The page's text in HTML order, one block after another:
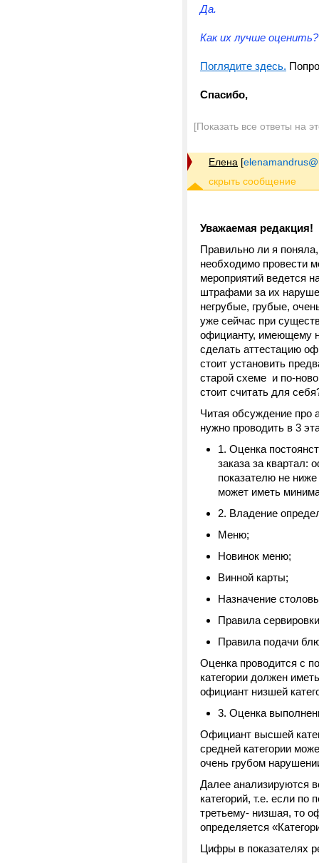
Да.
Как их лучше оценить?
Поглядите здесь.
Спасибо,
[Показать все ответы на
Елена [
Уважаемая редакция!
Правильно ли я
необходимо провести
мероприятий ведется
штрафами за их
негрубые, грубые,
уже сейчас при
официанту, имеющему
сделать аттестацию
стоит установить
старой схеме и по-
стоит считать для
Читая обсуждение про
нужно проводить в 3
1. Оценка
заказа за квартал:
показателю не
может иметь
2. Владение
Меню;
Новинок меню;
Винной карты;
Назначение
Правила
Правила подачи
Оценка проводится с
категории должен
официант низшей
3. Оценка
Официант высшей
средней категории
очень грубом
Далее анализируются
категорий, т.е. если
третьему- низшая, то
определяется
Цифры в показателях